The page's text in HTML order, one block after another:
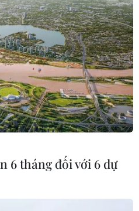
nổ
tăng
đổi vị
6 tháng đối với 6 dự